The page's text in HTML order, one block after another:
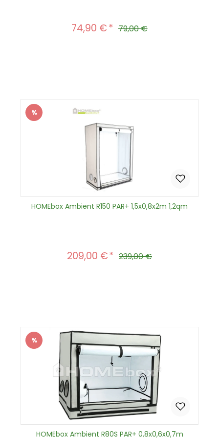
Verkaufspreis:
74,90 € Regulärer Preis:
79,00 €
Rabatt
%
HOMEbox Ambient R150 PAR+ 1,5x0,8x2m 1,2qm
Verkaufspreis:
209,00 € Regulärer Preis:
239,00 €
Rabatt
%
HOMEbox Ambient R80S PAR+ 0,8x0,6x0,7m